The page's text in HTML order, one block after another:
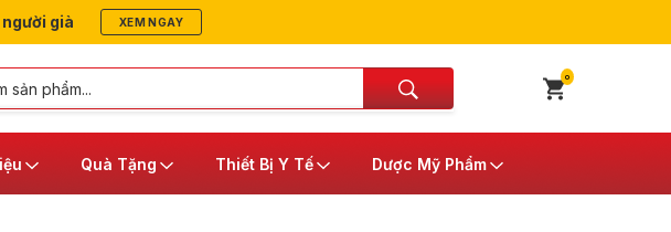
già XEM NGAY
0
Quà Tặng Thiết Bị Y Tế Dược Mỹ Phẩm